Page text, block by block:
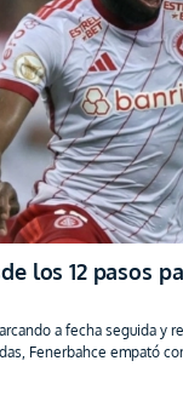
los 12 pasos
a fecha seguida y
Fenerbahce empató